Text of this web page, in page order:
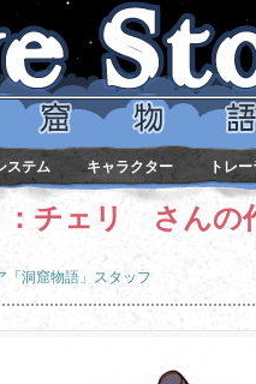
ステム キャラクター トレ
：チェリ さんの
「洞窟物語」スタッフ